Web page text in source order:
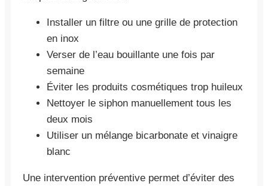
Installer un filtre ou une grille de protection
en inox
Verser de l’eau bouillante une fois par
semaine
Éviter les produits cosmétiques trop huileux
Nettoyer le siphon manuellement tous les
deux mois
Utiliser un mélange bicarbonate et vinaigre
blanc
Une intervention préventive permet d’éviter des